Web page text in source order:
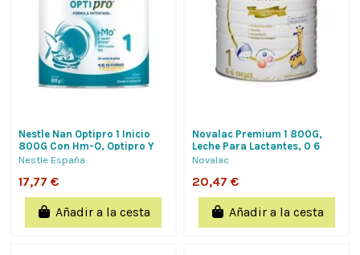
Nestle Nan Optipro 1 Inicio
800G Con Hm-O, Optipro Y
L.reuteri Refuerza Sistema...
Nestle España
17,77 €
Añadir a la cesta
Novalac Premium 1 800G,
Leche Para Lactantes, 0 6
Meses,Prebioticos, Taurina,...
Novalac
20,47 €
Añadir a la cesta